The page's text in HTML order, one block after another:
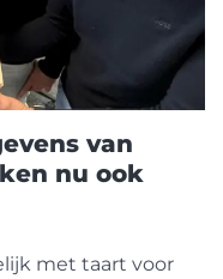
van
nu ook
met taart voor